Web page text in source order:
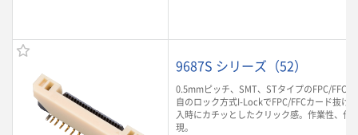
9687S シリーズ（52）
0.5mmピッチ、SMT、STタイプのFPC/FFC
自のロック方式I-LockでFPC/FFCカード抜け
入時にカチッとしたクリック感。作業性、作
現。